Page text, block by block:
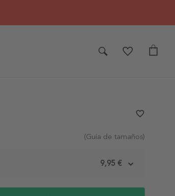
(Guía de tamaños)
9,95 €
favorite_border